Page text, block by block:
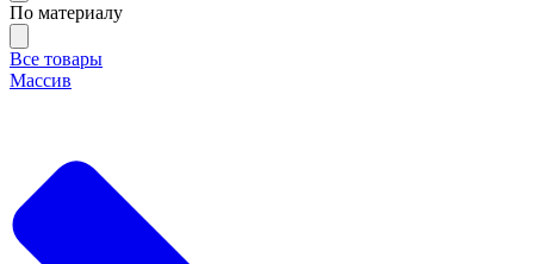
По материалу
Все товары
Массив